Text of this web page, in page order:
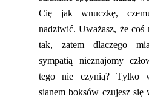
Cię jak wnuczkę,
nadziwić. Uważasz, że
tak, zatem dlaczego
sympatią nieznajomy
tego nie czynią? Tylko
sianem boksów czujesz się